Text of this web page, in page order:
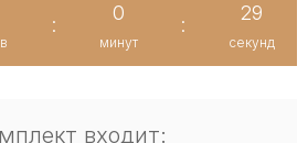
:
0
минут
:
28
секунд
входит: